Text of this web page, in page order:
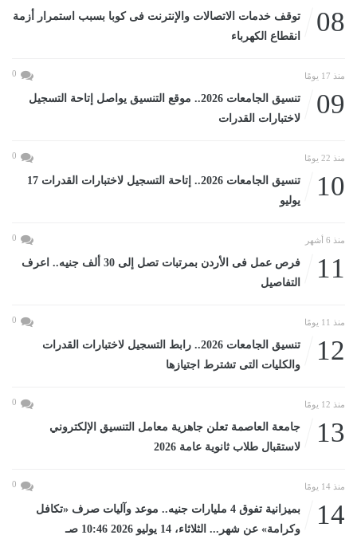
08
توقف خدمات الاتصالات والإنترنت فى كوبا بسبب استمرار أزمة
انقطاع الكهرباء
منذ 17 يومًا 0
09
تنسيق الجامعات 2026.. موقع التنسيق يواصل إتاحة التسجيل
لاختبارات القدرات
منذ 22 يومًا 0
10
تنسيق الجامعات 2026.. إتاحة التسجيل لاختبارات القدرات 17
يوليو
منذ 6 أشهر 0
11
فرص عمل فى الأردن بمرتبات تصل إلى 30 ألف جنيه.. اعرف
التفاصيل
منذ 11 يومًا 0
12
تنسيق الجامعات 2026.. رابط التسجيل لاختبارات القدرات
والكليات التى تشترط اجتيازها
منذ 12 يومًا 0
13
جامعة العاصمة تعلن جاهزية معامل التنسيق الإلكتروني
لاستقبال طلاب ثانوية عامة 2026
منذ 14 يومًا 0
14
بميزانية تفوق 4 مليارات جنيه.. موعد وآليات صرف «تكافل
وكرامة» عن شهر... الثلاثاء، 14 يوليو 2026 10:46 صـ